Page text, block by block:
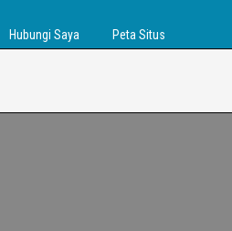
Hubungi Saya Peta Situs